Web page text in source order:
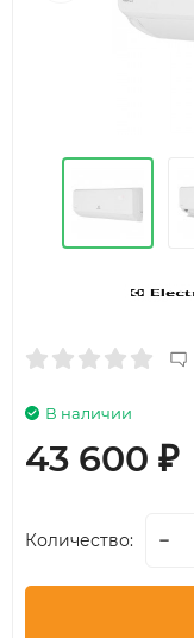
В наличии
43 600 ₽
Количество: